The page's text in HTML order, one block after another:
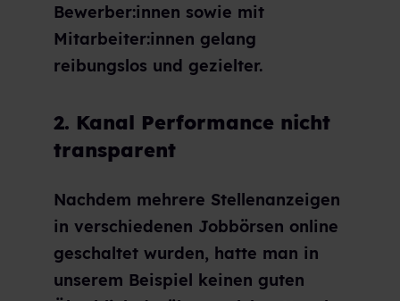
Bewerber:innen sowie mit
Mitarbeiter:innen gelang
reibungslos und gezielter.
2. Kanal Performance nicht
transparent
Nachdem mehrere Stellenanzeigen
in verschiedenen Jobbörsen online
geschaltet wurden, hatte man in
unserem Beispiel keinen guten